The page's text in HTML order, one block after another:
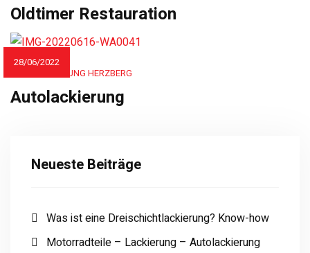
Oldtimer Restauration
28/06/2022
AUTOLACKIERUNG HERZBERG
Autolackierung
Neueste Beiträge
Was ist eine Dreischichtlackierung? Know-how
Motorradteile – Lackierung – Autolackierung